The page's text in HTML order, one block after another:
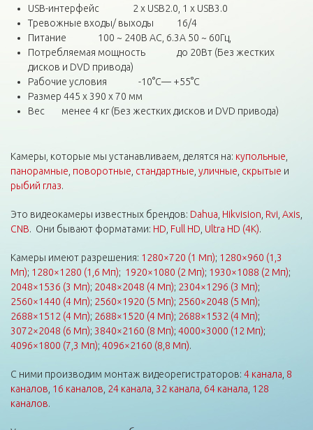
USB-интерфейс 2 х USB2.0, 1 х USB3.0
Тревожные входы/ выходы 16/4
Питание 100 ~ 240В AC, 6.3A 50 ~ 60Гц,
Потребляемая мощность до 20Вт (Без жестких
дисков и DVD привода)
Рабочие условия -10°C— +55°C
Размер 445 x 390 x 70 мм
Вес менее 4 кг (Без жестких дисков и DVD привода)
Камеры, которые мы устанавливаем, делятся на: купольные
панорамные поворотные стандартные уличные скрытые и
рыбий глаз.
Это видеокамеры известных брендов: Dahua Hikvision Rvi Axis
CNB. Они бывают форматами: HD Full HD Ultra HD (4K).
Камеры имеют разрешения: 1280×720 (1 Мп); 1280×960 (1,3
Мп); 1280×1280 (1,6 Мп); 1920×1080 (2 Мп); 1930×1088 (2 Мп);
2048×1536 (3 Мп); 2048×2048 (4 Мп); 2304×1296 (3 Мп);
2560×1440 (4 Мп); 2560×1920 (5 Мп); 2560×2048 (5 Мп);
2688×1512 (4 Мп); 2688×1520 (4 Мп); 2688×1532 (4 Мп);
3072×2048 (6 Мп); 3840×2160 (8 Мп); 4000×3000 (12 Мп);
4096×1800 (7,3 Мп); 4096×2160 (8,8 Мп).
С ними производим монтаж видеорегистраторов: 4 канала 8
каналов 16 каналов 24 канала 32 канала 64 канала 128
каналов.